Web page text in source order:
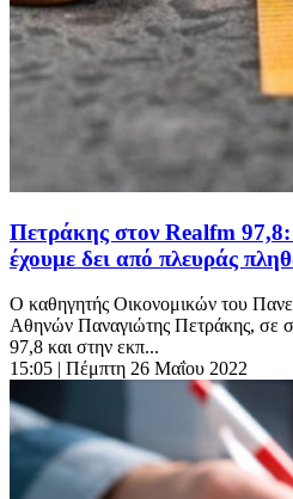
Πετράκης στον Realfm
έχουμε δει από πλευράς
Ο καθηγητής Οικονομικών του
Αθηνών Παναγιώτης Πετράκης, σε
97,8 και στην εκπ...
15:05 | Πέμπτη 26 Μαΐου 2022